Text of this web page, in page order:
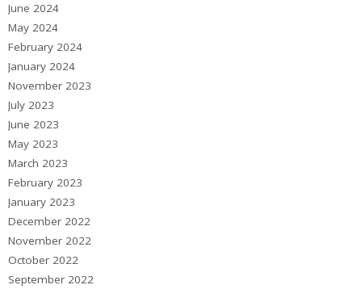
June 2024
May 2024
February 2024
January 2024
November 2023
July 2023
June 2023
May 2023
March 2023
February 2023
January 2023
December 2022
November 2022
October 2022
September 2022